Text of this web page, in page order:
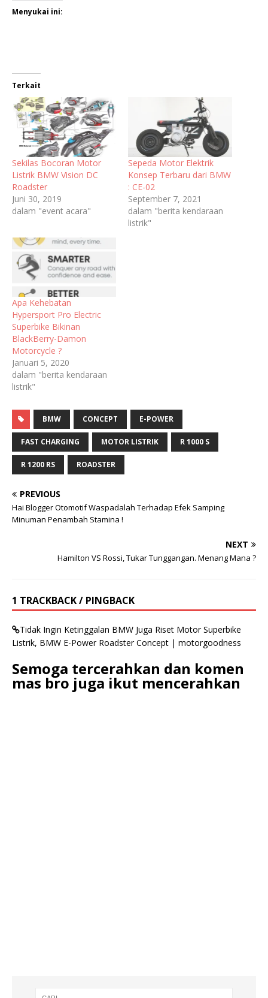
Menyukai ini:
Terkait
Sekilas Bocoran Motor
Listrik BMW Vision DC
Roadster
Juni 30, 2019
dalam "event acara"
Sepeda Motor Elektrik
Konsep Terbaru dari BMW
: CE-02
September 7, 2021
dalam "berita kendaraan
listrik"
Apa Kehebatan
Hypersport Pro Electric
Superbike Bikinan
BlackBerry-Damon
Motorcycle ?
Januari 5, 2020
dalam "berita kendaraan
listrik"
BMW CONCEPT E-POWER
FAST CHARGING MOTOR LISTRIK R 1000 S
R 1200 RS ROADSTER
PREVIOUS
Hai Blogger Otomotif Waspadalah Terhadap Efek Samping
Minuman Penambah Stamina !
NEXT
Hamilton VS Rossi, Tukar Tunggangan. Menang Mana ?
1 TRACKBACK / PINGBACK
Tidak Ingin Ketinggalan BMW Juga Riset Motor Superbike
Listrik, BMW E-Power Roadster Concept | motorgoodness
Semoga tercerahkan dan komen
mas bro juga ikut mencerahkan